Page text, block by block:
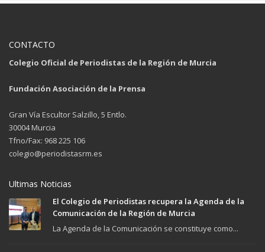
CONTACTO
Colegio Oficial de Periodistas de la Región de Murcia
Fundación Asociación de la Prensa
Gran Vía Escultor Salzillo, 5 Entlo.
30004 Murcia
Tfno/Fax: 968 225 106
colegio@periodistasrm.es
Ultimas Noticias
El Colegio de Periodistas recupera la Agenda de la
Comunicación de la Región de Murcia
La Agenda de la Comunicación se constituye como...